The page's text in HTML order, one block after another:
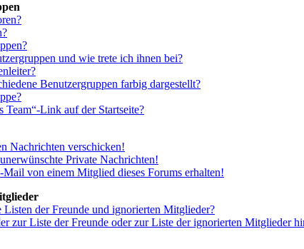
und wie trete ich ihnen bei?
Benutzergruppen farbig dargestellt?
Team“-Link auf der Startseite?
Nachrichten verschicken!
Private Nachrichten!
Mail von einem Mitglied dieses Forums erhalten!
Listen der Freunde und ignorierten Mitglieder?
zur Liste der Freunde oder zur Liste der ignorierten Mitglieder